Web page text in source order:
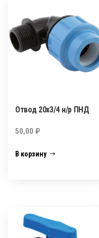
Отвод 20х3/4 н/р ПНД
50,00 ₽
В корзину